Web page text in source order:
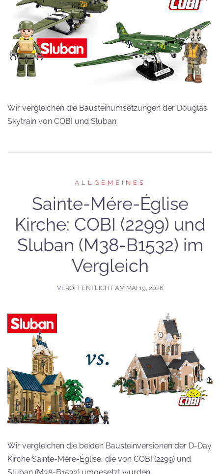
Wir vergleichen die Bausteinumsetzungen der Douglas
Skytrain von COBI und Sluban.
ALLGEMEINES
Sainte-Mére-Église
Kirche: COBI (2299) und
Sluban (M38-B1532) im
Vergleich
VERÖFFENTLICHT AM MAI 19, 2026
Wir vergleichen die beiden Bausteinversionen der D-Day
Kirche Sainte-Mére-Église, die von COBI (2299) und